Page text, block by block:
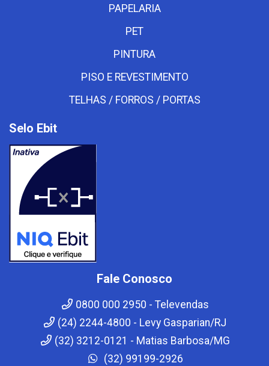
PAPELARIA
PET
PINTURA
PISO E REVESTIMENTO
TELHAS / FORROS / PORTAS
Selo Ebit
Fale Conosco
0800 000 2950 - Televendas
(24) 2244-4800 - Levy Gasparian/RJ
(32) 3212-0121 - Matias Barbosa/MG
(32) 99199-2926